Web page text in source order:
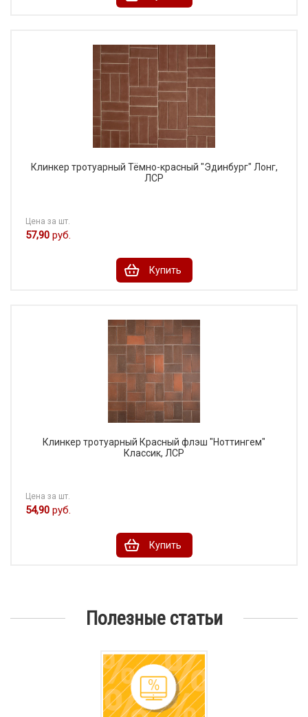
Клинкер тротуарный Тёмно-красный "Эдинбург" Лонг,
ЛСР
Цена за шт.
57,90 руб.
Купить
Клинкер тротуарный Красный флэш "Ноттингем"
Классик, ЛСР
Цена за шт.
54,90 руб.
Купить
Полезные статьи